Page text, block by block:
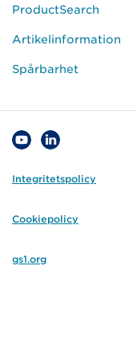
ProductSearch
Artikelinformation
Spårbarhet
Integritetspolicy
Cookiepolicy
gs1.org